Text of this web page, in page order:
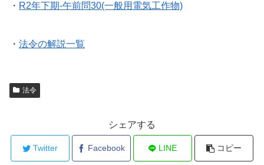
・ R2年下期-午前問30(一般用電気工作物)
・ 法令の解説一覧
法令
シェアする
Twitter Facebook LINE コピー